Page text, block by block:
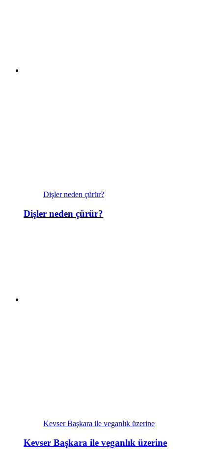
Dişler neden çürür?
Dişler neden çürür?
Kevser Başkara ile veganlık üzerine
Kevser Başkara ile veganlık üzerine